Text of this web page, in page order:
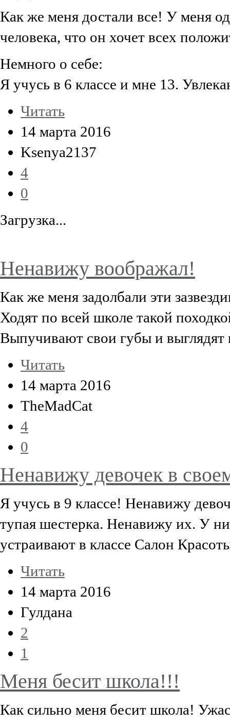
Как же меня достали все! У меня
человека, что он хочет всех
Немного о себе:
Я учусь в 6 классе и мне 13.
Читать
14 марта 2016
Ksenya2137
4
0
Загрузка...
Ненавижу воображал!
Как же меня задолбали эти
Ходят по всей школе такой
Выпучивают свои губы и
Читать
14 марта 2016
TheMadCat
4
0
Ненавижу девочек в
Я учусь в 9 классе! Ненавижу
тупая шестерка. Ненавижу их. У
устраивают в классе Салон
Читать
14 марта 2016
Гулдана
2
1
Меня бесит школа!!!
Как сильно меня бесит школа!